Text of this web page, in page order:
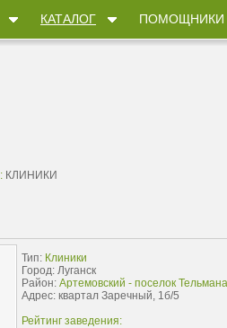
КАТАЛОГ ПОМОЩНИКИ
: КЛИНИКИ
Тип: Клиники
Город: Луганск
Район: Артемовский - поселок Тельмана
Адрес: квартал Заречный, 1б/5
Рейтинг заведения: